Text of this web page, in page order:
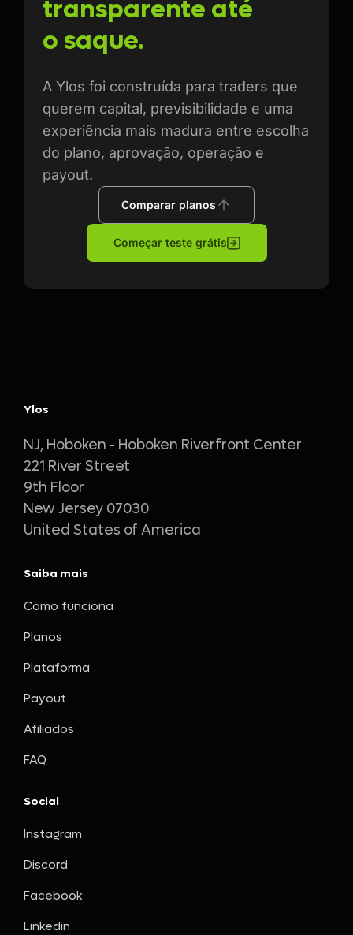
transparente até
osaque.
A Ylos foi construída para traders que
querem capital, previsibilidade e uma
experiência mais madura entre escolha
do plano, aprovação, operação e
payout.
Comparar planos
Começar teste grátis
Ylos
NJ, Hoboken - Hoboken Riverfront Center
221 River Street
9th Floor
New Jersey 07030
United States of America
Saiba mais
Como funciona
Planos
Plataforma
Payout
Afiliados
FAQ
Social
Instagram
Discord
Facebook
Linkedin